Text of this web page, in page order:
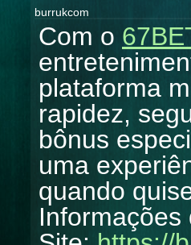
burrukcom
Com o
plataforma
rapidez,
bônus
uma
quando
Informações